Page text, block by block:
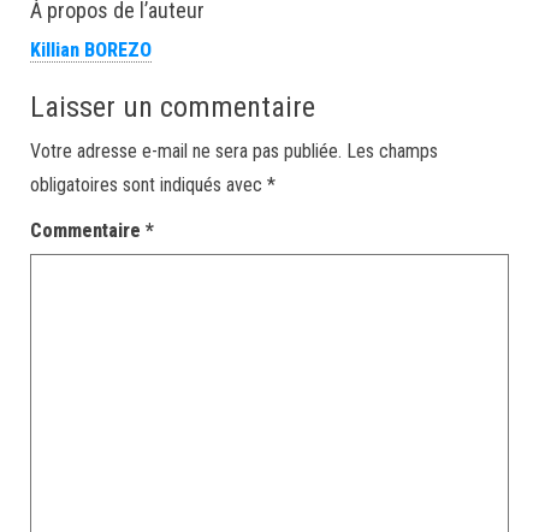
À propos de l’auteur
Killian BOREZO
Laisser un commentaire
Votre adresse e-mail ne sera pas publiée. Les champs
obligatoires sont indiqués avec *
Commentaire *